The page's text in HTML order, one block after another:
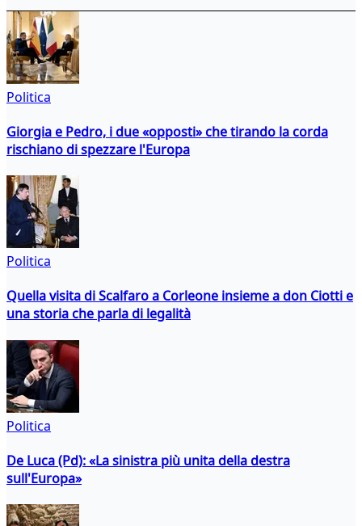
Politica
Giorgia e Pedro, i due «opposti» che tirando la corda
rischiano di spezzare l'Europa
Politica
Quella visita di Scalfaro a Corleone insieme a don Ciotti e
una storia che parla di legalità
Politica
De Luca (Pd): «La sinistra più unita della destra
sull'Europa»